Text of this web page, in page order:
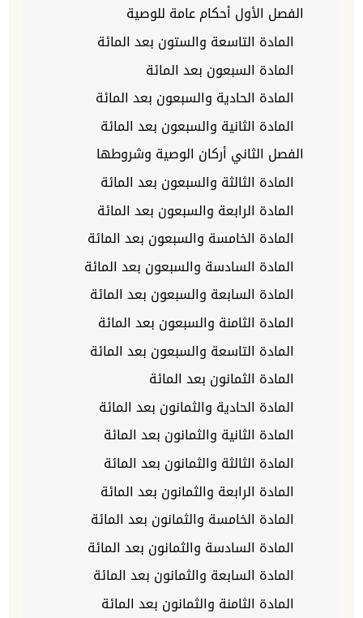
الفصل الأول أحكام عامة للوصية
المادة التاسعة والستون بعد المائة
المادة السبعون بعد المائة
المادة الحادية والسبعون بعد المائة
المادة الثانية والسبعون بعد المائة
الفصل الثاني أركان الوصية وشروطها
المادة الثالثة والسبعون بعد المائة
المادة الرابعة والسبعون بعد المائة
المادة الخامسة والسبعون بعد المائة
المادة السادسة والسبعون بعد المائة
المادة السابعة والسبعون بعد المائة
المادة الثامنة والسبعون بعد المائة
المادة التاسعة والسبعون بعد المائة
المادة الثمانون بعد المائة
المادة الحادية والثمانون بعد المائة
المادة الثانية والثمانون بعد المائة
المادة الثالثة والثمانون بعد المائة
المادة الرابعة والثمانون بعد المائة
المادة الخامسة والثمانون بعد المائة
المادة السادسة والثمانون بعد المائة
المادة السابعة والثمانون بعد المائة
المادة الثامنة والثمانون بعد المائة